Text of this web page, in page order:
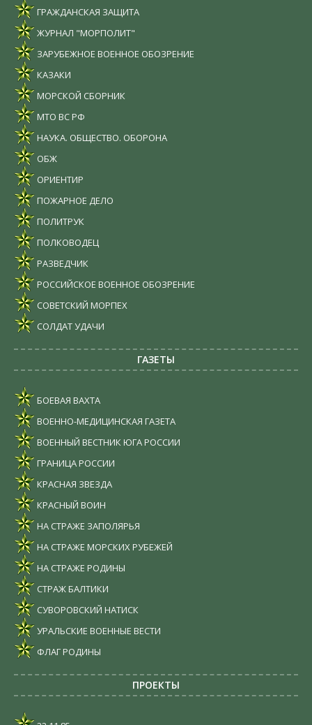
ГРАЖДАНСКАЯ ЗАЩИТА
ЖУРНАЛ "МОРПОЛИТ"
ЗАРУБЕЖНОЕ ВОЕННОЕ ОБОЗРЕНИЕ
КАЗАКИ
МОРСКОЙ СБОРНИК
МТО ВС РФ
НАУКА. ОБЩЕСТВО. ОБОРОНА
ОБЖ
ОРИЕНТИР
ПОЖАРНОЕ ДЕЛО
ПОЛИТРУК
ПОЛКОВОДЕЦ
РАЗВЕДЧИК
РОССИЙСКОЕ ВОЕННОЕ ОБОЗРЕНИЕ
СОВЕТСКИЙ МОРПЕХ
СОЛДАТ УДАЧИ
ГАЗЕТЫ
БОЕВАЯ ВАХТА
ВОЕННО-МЕДИЦИНСКАЯ ГАЗЕТА
ВОЕННЫЙ ВЕСТНИК ЮГА РОССИИ
ГРАНИЦА РОССИИ
КРАСНАЯ ЗВЕЗДА
КРАСНЫЙ ВОИН
НА СТРАЖЕ ЗАПОЛЯРЬЯ
НА СТРАЖЕ МОРСКИХ РУБЕЖЕЙ
НА СТРАЖЕ РОДИНЫ
СТРАЖ БАЛТИКИ
СУВОРОВСКИЙ НАТИСК
УРАЛЬСКИЕ ВОЕННЫЕ ВЕСТИ
ФЛАГ РОДИНЫ
ПРОЕКТЫ